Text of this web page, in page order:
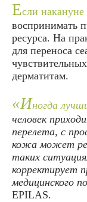
Если
воспринимать
ресурса. На
для переноса
дерматитам.
«Иногда
человек
перелета, с
кожа может
таких
корректирует
медицинского
EPILAS.